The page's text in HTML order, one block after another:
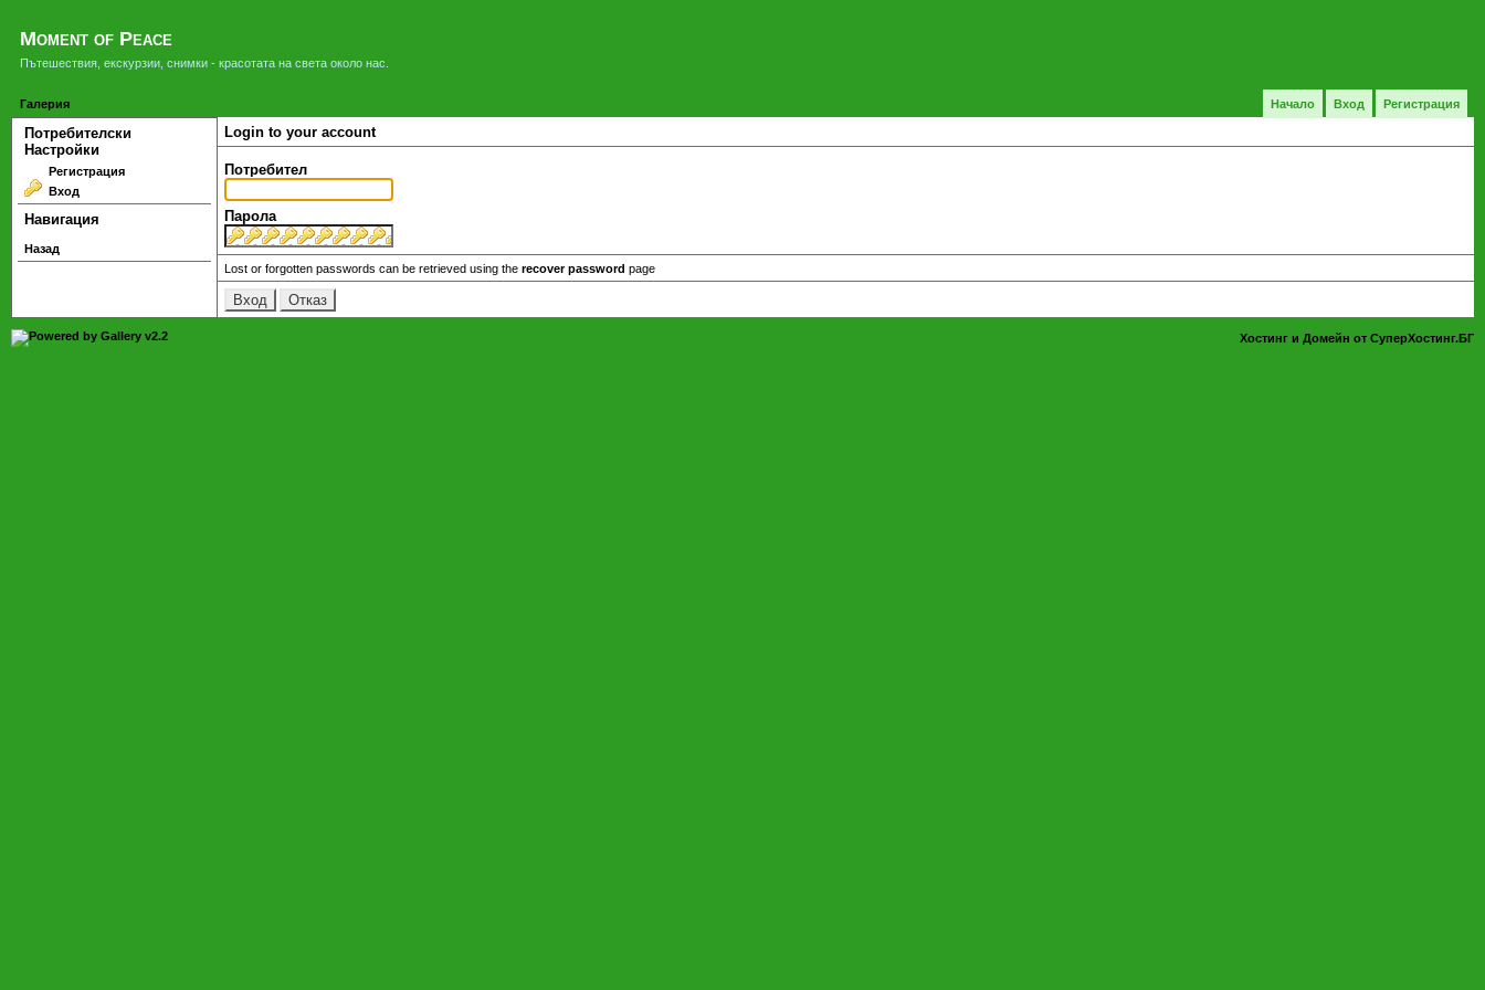
Moment of Peace
Пътешествия, екскурзии, снимки - красотата на света около нас.
Начало Вход Регистрация
Галерия
Потребителски
Настройки
Регистрация
Вход
Навигация
Назад
Login to your account
Потребител
Парола
Lost or forgotten passwords can be retrieved using the recover password page
Хостинг и Домейн от СуперХостинг.БГ